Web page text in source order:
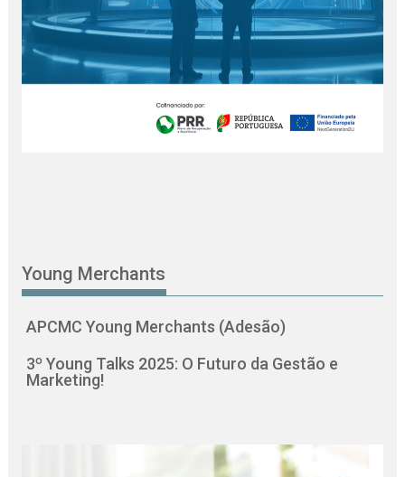
Young Merchants
APCMC Young Merchants (Adesão)
3º Young Talks 2025: O Futuro da Gestão e
Marketing!